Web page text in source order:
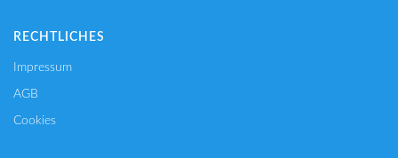
RECHTLICHES
Impressum
AGB
Cookies